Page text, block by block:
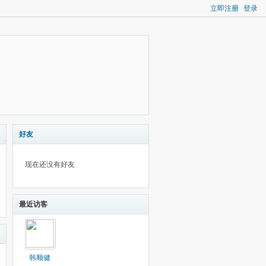
立即注册 登录
好友
现在还没有好友
最近访客
韩顺健